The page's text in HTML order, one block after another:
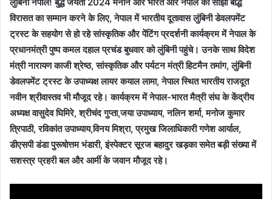
विरासत का सम्मान करने के लिए, नेपाल में भारतीय दूतावास लुंबिनी डेवलपमेंट
ट्रस्ट के सहयोग से हो रहे सांस्कृतिक और पेंटिंग प्रदर्शनी कार्यक्रम में नेपाल के
प्रधानमंत्री पुष्प कमल दहाल प्रचंड बुधवार को लुंबिनी पहुंचे। उनके साथ विदेश
मंत्री नारायण काजी श्रेष्ठ, सांस्कृतिक और पर्यटन मंत्री हिटमैन तमांग, लुंबिनी
डेवलपमेंट ट्रस्ट के उपाध्यक्ष लायर कयाल लामा, नेपाल स्थित भारतीय राजदूत
नवीन श्रीवास्तव भी मौजूद रहे। कार्यक्रम में नेपाल-भारत मैत्री संघ के केंद्रीय
अध्यक्ष वासुदेव घिमिरे, श्रीचंद गुप्ता,जया उपाध्याय, नलिन शर्मा, मनोज कुमार
त्रिपाठी, रविकांत उपाध्याय,विनय मिश्रा, प्रमुख जिलाधिकारी गणेश आर्याल,
डीएसपी डंडा पुरूषोत्तम भंडारी, इंस्पेक्टर सूरज बहादुर खड़का समेत बड़ी संख्या में
सशस्त्र प्रहरी बल और आर्मी के जवान मौजूद रहे।